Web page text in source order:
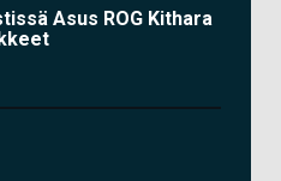
Asus ROG Kithara